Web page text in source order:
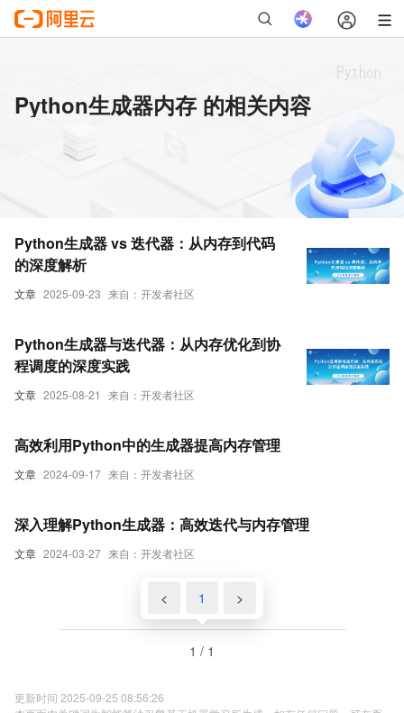
Python生成器内存 的相关内容
文章 2025-09-23 来自：开发者社区
Python生成器 vs 迭代器：从内存到代码
的深度解析
文章 2025-08-21 来自：开发者社区
Python生成器与迭代器：从内存优化到协
程调度的深度实践
文章 2024-09-17 来自：开发者社区
高效利用Python中的生成器提高内存管理
文章 2024-03-27 来自：开发者社区
深入理解Python生成器：高效迭代与内存管理
< 1 >
1 / 1
更新时间 2025-09-25 08:56:26